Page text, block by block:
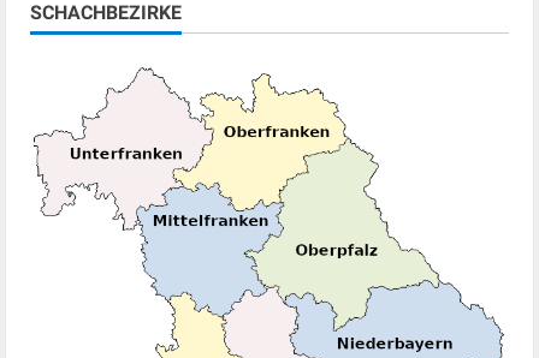
SCHACHBEZIRKE